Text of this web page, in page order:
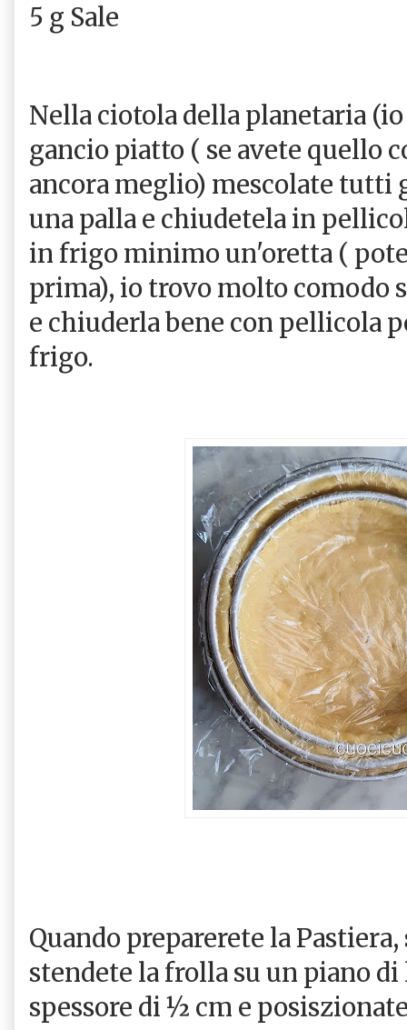
5 g Sale
Nella ciotola della planetaria
gancio piatto ( se avete quello
ancora meglio) mescolate
una palla e chiudetela in
in frigo minimo un'oretta (
prima), io trovo molto comodo
e chiuderla bene con pellicola
frigo.
Quando preparerete la
stendete la frolla su un piano
spessore di ½ cm e